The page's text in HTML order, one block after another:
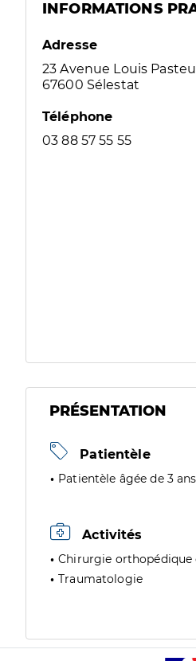
INFORMATIONS
Adresse
23 Avenue Louis
67600 Sélestat
Téléphone
03 88 57 55 55
PRÉSENTATION
Patientèle
Patientèle âgée de 3
Activités
Chirurgie
Traumatologie